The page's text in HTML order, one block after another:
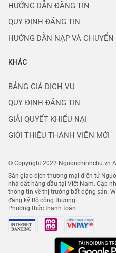
HƯỚNG DẪN ĐĂNG TIN
QUY ĐỊNH ĐĂNG TIN
HƯỚNG DẪN NẠP VÀ CHUYỂN
KHÁC
BẢNG GIÁ DỊCH VỤ
QUY ĐỊNH ĐĂNG TIN
GIẢI QUYẾT KHIẾU NẠI
GIỚI THIỆU THÀNH VIÊN MỚI
© Copyright 2022 Nguonchinhchu.vn
Sàn giao dịch thương mại điện tử
nhà đất hàng đầu tại Việt Nam. Cập
thông tin về thị trường bất động sản.
đăng ký Bộ công thương.
Phương thức thanh toán